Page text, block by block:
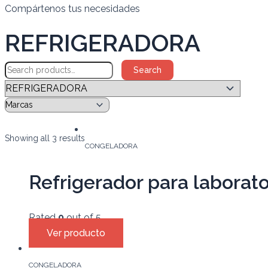
Compártenos tus necesidades
REFRIGERADORA
Search
Showing all 3 results
CONGELADORA
Refrigerador para
Rated0out of 5
Ver producto
CONGELADORA